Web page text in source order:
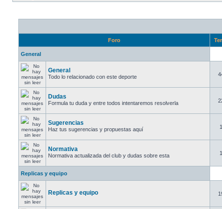
Foro
General
General
Todo lo relacionado con este deporte
Dudas
Formula tu duda y entre todos intentaremos resolverla
Sugerencias
Haz tus sugerencias y propuestas aquí
Normativa
Normativa actualizada del club y dudas sobre esta
Replicas y equipo
Replicas y equipo